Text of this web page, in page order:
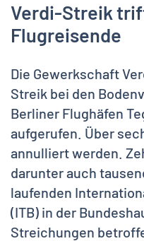
Verdi-Streik
Flugreisende
Die Gewerkschaft
Streik bei den
Berliner Flughäfen
aufgerufen. Über
annulliert werden.
darunter auch
laufenden
(ITB) in der
Streichungen